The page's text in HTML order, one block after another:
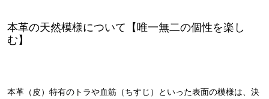
本革の天然模様について【唯一無二の個性を楽し
む】
本革（皮）特有のトラや血筋（ちすじ）といった表面の模様は、決